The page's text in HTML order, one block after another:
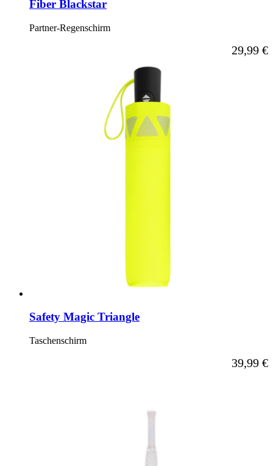
Fiber Blackstar
Partner-Regenschirm
29,99 €
Safety Magic Triangle
Taschenschirm
39,99 €